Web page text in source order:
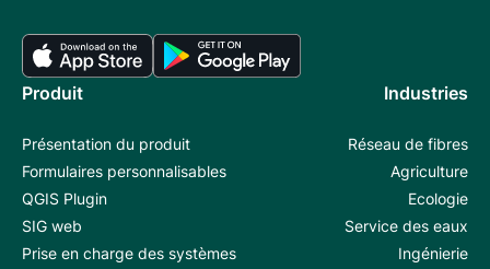
Produit
Présentation du produit
Formulaires personnalisables
QGIS Plugin
SIG web
Prise en charge des systèmes
Industries
Réseau de fibres
Agriculture
Ecologie
Service des eaux
Ingénierie